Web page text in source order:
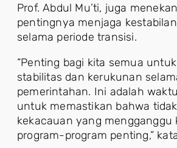
Prof. Abdul Mu’ti, juga
pentingnya menjaga
selama periode transisi.
“Penting bagi kita semua
stabilitas dan kerukunan
pemerintahan. Ini adalah
untuk memastikan bahwa
kekacauan yang mengganggu
program-program penting,”